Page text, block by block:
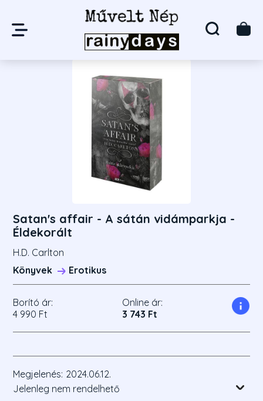
Satan's affair - A sátán vidámparkja -
Éldekorált
H.D. Carlton
Könyvek
Erotikus
Borító ár:
4 990 Ft
Online ár:
3 743 Ft
Megjelenés: 2024.06.12.
Jelenleg nem rendelhető